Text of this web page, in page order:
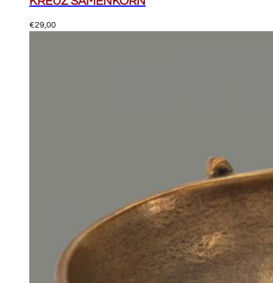
€29,00